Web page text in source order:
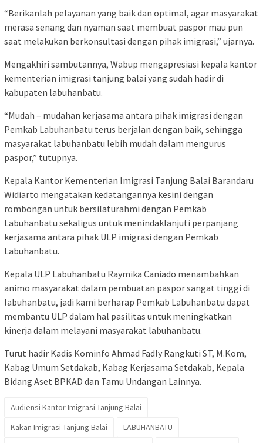
“Berikanlah pelayanan yang baik dan optimal, agar masyarakat
merasa senang dan nyaman saat membuat paspor mau pun
saat melakukan berkonsultasi dengan pihak imigrasi,” ujarnya.
Mengakhiri sambutannya, Wabup mengapresiasi kepala kantor
kementerian imigrasi tanjung balai yang sudah hadir di
kabupaten labuhanbatu.
“Mudah – mudahan kerjasama antara pihak imigrasi dengan
Pemkab Labuhanbatu terus berjalan dengan baik, sehingga
masyarakat labuhanbatu lebih mudah dalam mengurus
paspor,” tutupnya.
Kepala Kantor Kementerian Imigrasi Tanjung Balai Barandaru
Widiarto mengatakan kedatangannya kesini dengan
rombongan untuk bersilaturahmi dengan Pemkab
Labuhanbatu sekaligus untuk menindaklanjuti perpanjang
kerjasama antara pihak ULP imigrasi dengan Pemkab
Labuhanbatu.
Kepala ULP Labuhanbatu Raymika Caniado menambahkan
animo masyarakat dalam pembuatan paspor sangat tinggi di
labuhanbatu, jadi kami berharap Pemkab Labuhanbatu dapat
membantu ULP dalam hal pasilitas untuk meningkatkan
kinerja dalam melayani masyarakat labuhanbatu.
Turut hadir Kadis Kominfo Ahmad Fadly Rangkuti ST, M.Kom,
Kabag Umum Setdakab, Kabag Kerjasama Setdakab, Kepala
Bidang Aset BPKAD dan Tamu Undangan Lainnya.
Audiensi Kantor Imigrasi Tanjung Balai
Kakan Imigrasi Tanjung Balai
LABUHANBATU